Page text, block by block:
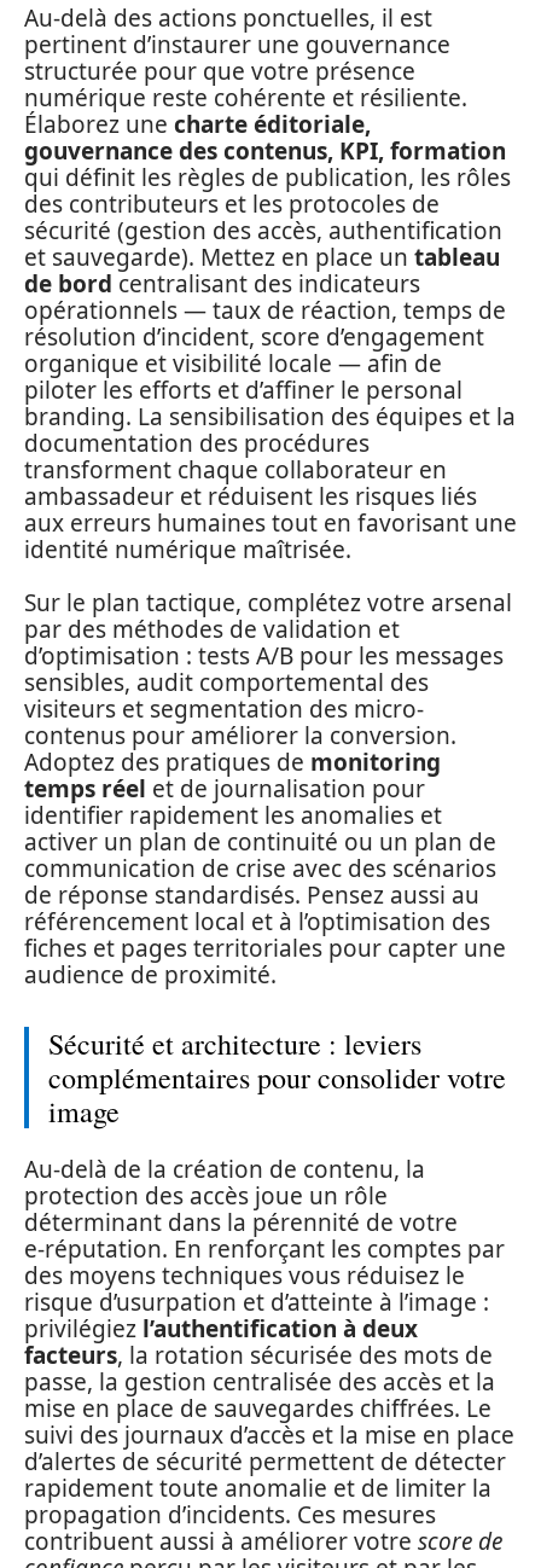
Au-delà des actions ponctuelles, il est
pertinent d’instaurer une gouvernance
structurée pour que votre présence
numérique reste cohérente et résiliente.
Élaborez une charte éditoriale,
gouvernance des contenus, KPI, formation
qui définit les règles de publication, les rôles
des contributeurs et les protocoles de
sécurité (gestion des accès, authentification
et sauvegarde). Mettez en place un tableau
de bord centralisant des indicateurs
opérationnels — taux de réaction, temps de
résolution d’incident, score d’engagement
organique et visibilité locale — afin de
piloter les efforts et d’affiner le personal
branding. La sensibilisation des équipes et la
documentation des procédures
transforment chaque collaborateur en
ambassadeur et réduisent les risques liés
aux erreurs humaines tout en favorisant une
identité numérique maîtrisée.
Sur le plan tactique, complétez votre arsenal
par des méthodes de validation et
d’optimisation : tests A/B pour les messages
sensibles, audit comportemental des
visiteurs et segmentation des micro-
contenus pour améliorer la conversion.
Adoptez des pratiques de monitoring
temps réel et de journalisation pour
identifier rapidement les anomalies et
activer un plan de continuité ou un plan de
communication de crise avec des scénarios
de réponse standardisés. Pensez aussi au
référencement local et à l’optimisation des
fiches et pages territoriales pour capter une
audience de proximité.
Sécurité et architecture : leviers
complémentaires pour consolider votre
image
Au-delà de la création de contenu, la
protection des accès joue un rôle
déterminant dans la pérennité de votre
e‑réputation. En renforçant les comptes par
des moyens techniques vous réduisez le
risque d’usurpation et d’atteinte à l’image :
privilégiez l’authentification à deux
facteurs, la rotation sécurisée des mots de
passe, la gestion centralisée des accès et la
mise en place de sauvegardes chiffrées. Le
suivi des journaux d’accès et la mise en place
d’alertes de sécurité permettent de détecter
rapidement toute anomalie et de limiter la
propagation d’incidents. Ces mesures
contribuent aussi à améliorer votre score de